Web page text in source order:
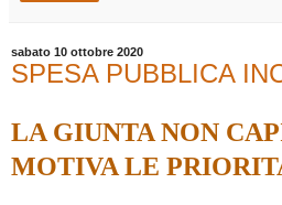
sabato 10 ottobre 2020
SPESA PUBBLICA
LA GIUNTA NON
MOTIVA LE